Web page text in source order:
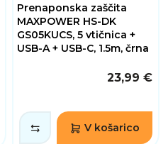
Prenaponska zaščita
MAXPOWER HS-DK
GS05KUCS, 5 vtičnica +
USB-A + USB-C, 1.5m, črna
23,99 €
V košarico